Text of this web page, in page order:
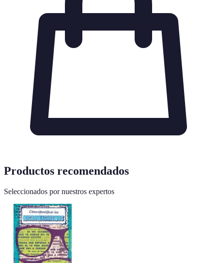
Productos recomendados
Seleccionados por nuestros expertos